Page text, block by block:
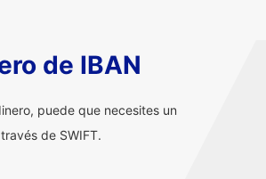
de IBAN
puede que necesites un
de SWIFT.